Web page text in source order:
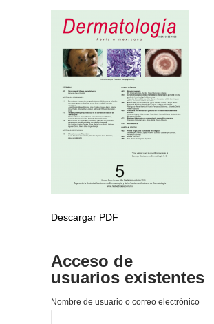
Descargar PDF
Acceso de
usuarios existentes
Nombre de usuario o correo electrónico